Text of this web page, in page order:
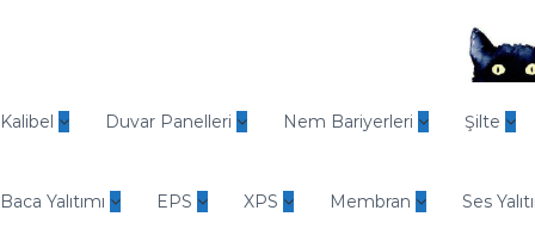
e
d
E
Kalibel Duvar Panelleri Nem Bariyerleri Şilte
Baca Yalıtımı EPS XPS Membran Ses